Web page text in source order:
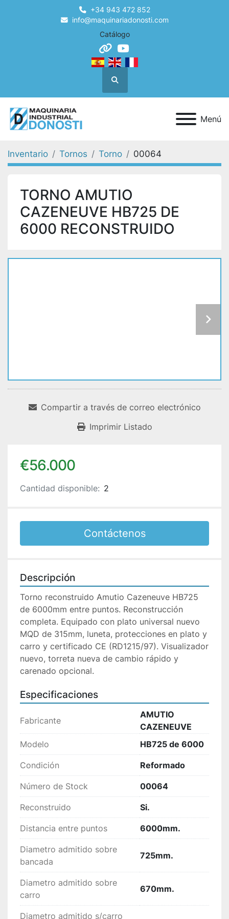
+34 943 472 852
info@maquinariadonosti.com
Catálogo
otheryoutube
Buscar
Menú
Inventario Tornos Torno 00064
TORNO AMUTIO
CAZENEUVE HB725 DE
6000 RECONSTRUIDO
Compartir a través de correo electrónico
Imprimir Listado
€56.000
Cantidad disponible: 2
Contáctenos
Descripción
Torno reconstruido Amutio Cazeneuve HB725
de 6000mm entre puntos. Reconstrucción
completa. Equipado con plato universal nuevo
MQD de 315mm, luneta, protecciones en plato y
carro y certificado CE (RD1215/97). Visualizador
nuevo, torreta nueva de cambio rápido y
carenado opcional.
Especificaciones
Fabricante
AMUTIO
CAZENEUVE
Modelo
HB725 de 6000
Condición Reformado
Número de Stock 00064
Reconstruido Si.
Distancia entre puntos 6000mm.
Diametro admitido sobre
bancada
725mm.
Diametro admitido sobre
carro
670mm.
Diametro admitido s/carro